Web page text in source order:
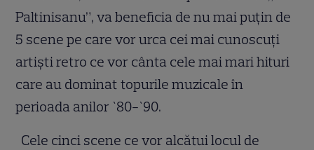
Paltinisanu”, va beneficia de nu mai puțin de
5 scene pe care vor urca cei mai cunoscuți
artiști retro ce vor cânta cele mai mari hituri
care au dominat topurile muzicale în
perioada anilor `80-`90.
Cele cinci scene ce vor alcătui locul de